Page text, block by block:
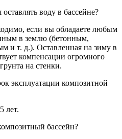
воду в бассейне?
если вы обладаете любым
в землю (бетонным,
и т. д.). Оставленная на зиму в
компенсации огромного
на стенки.
эксплуатации композитной
лет.
бассейн?